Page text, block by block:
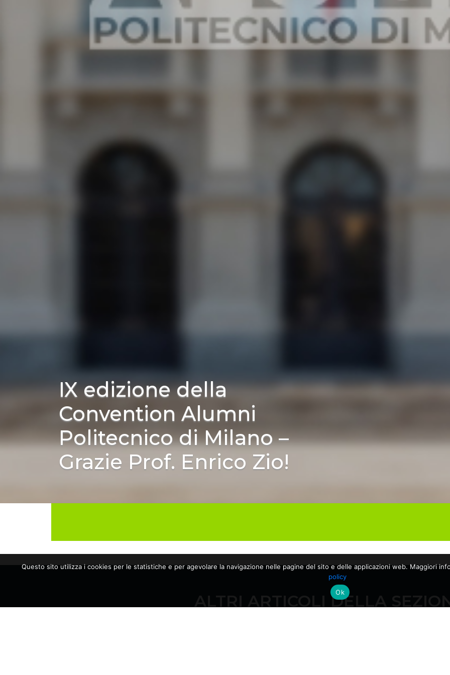
IX edizione della
Convention Alumni
Politecnico di Milano –
Grazie Prof. Enrico Zio!
ALTRI ARTICOLI DELLA
Questo sito utilizza i cookies per le statistiche e per agevolare la navigazione nelle pagine del sito e delle applicazioni web. Maggiori
policy
Ok